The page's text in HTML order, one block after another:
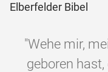
Elberfelder Bibel
"Wehe mir,
geboren